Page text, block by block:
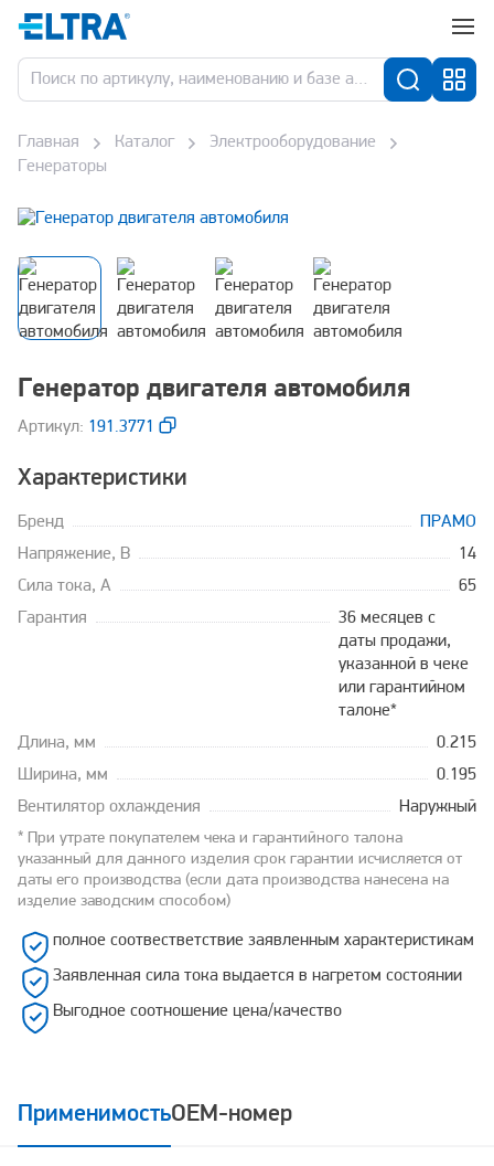
Главная Каталог
Электрооборудование
Генераторы
Генератор двигателя автомобиля
Aртикул: 191.3771
Характеристики
Бренд
ПРАМО
Напряжение, В
14
Сила тока, А
65
Гарантия
36 месяцев с
даты продажи,
указанной в чеке
или гарантийном
талоне*
Длина, мм
0.215
Ширина, мм
0.195
Вентилятор охлаждения
Наружный
* При утрате покупателем чека и гарантийного талона
указанный для данного изделия срок гарантии исчисляется от
даты его производства (если дата производства нанесена на
изделие заводским способом)
полное соотвестветствие заявленным характеристикам
Заявленная сила тока выдается в нагретом состоянии
Выгодное соотношение цена/качество
ПрименимостьOEM-номер